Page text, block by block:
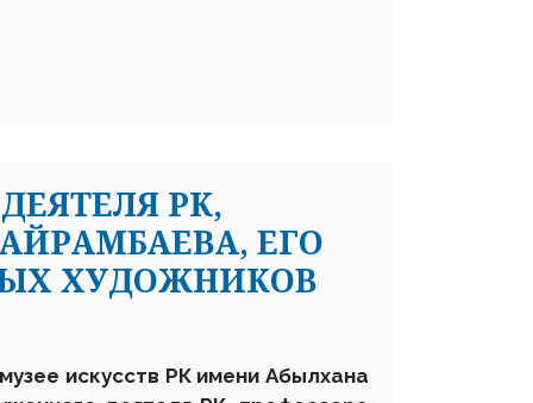
РК,
ЕГО
ХУДОЖНИКОВ
искусств РК имени Абылхана